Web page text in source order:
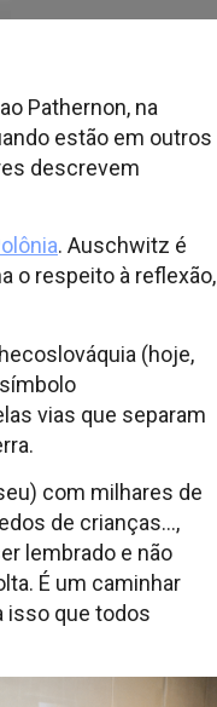
Pathernon, na
estão em outros
descrevem
. Auschwitz é
o respeito à reflexão,
(hoje,
vias que separam
com milhares de
de crianças…,
lembrado e não
É um caminhar
isso que todos